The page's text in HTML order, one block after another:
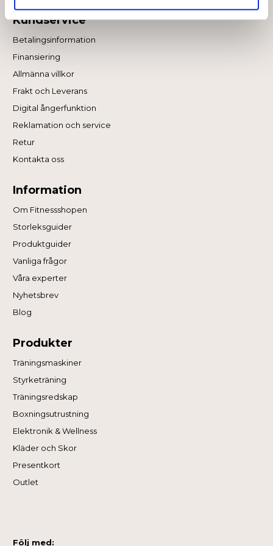
Kundservice
Betalingsinformation
Finansiering
Allmänna villkor
Frakt och Leverans
Digital ångerfunktion
Reklamation och service
Retur
Kontakta oss
Information
Om Fitnessshopen
Storleksguider
Produktguider
Vanliga frågor
Våra experter
Nyhetsbrev
Blog
Produkter
Träningsmaskiner
Styrketräning
Träningsredskap
Boxningsutrustning
Elektronik & Wellness
Kläder och Skor
Presentkort
Outlet
Följ med: